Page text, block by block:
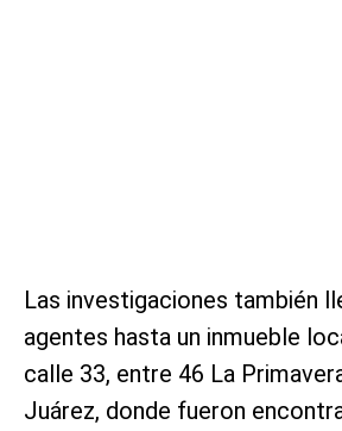
Las investigaciones también
agentes hasta un inmueble
calle 33, entre 46 La
Juárez, donde fueron